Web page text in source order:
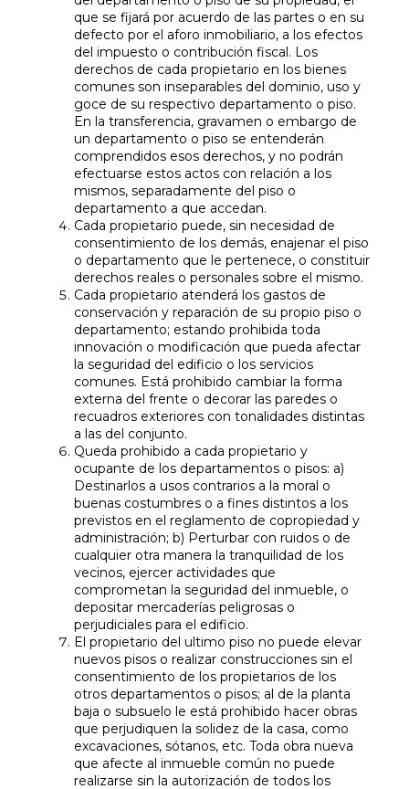
que se fijará por acuerdo de las partes o en su
defecto por el aforo inmobiliario, a los efectos
del impuesto o contribución fiscal. Los
derechos de cada propietario en los bienes
comunes son inseparables del dominio, uso y
goce de su respectivo departamento o piso.
En la transferencia, gravamen o embargo de
un departamento o piso se entenderán
comprendidos esos derechos, y no podrán
efectuarse estos actos con relación a los
mismos, separadamente del piso o
departamento a que accedan.
Cada propietario puede, sin necesidad de
consentimiento de los demás, enajenar el piso
o departamento que le pertenece, o constituir
derechos reales o personales sobre el mismo.
Cada propietario atenderá los gastos de
conservación y reparación de su propio piso o
departamento; estando prohibida toda
innovación o modificación que pueda afectar
la seguridad del edificio o los servicios
comunes. Está prohibido cambiar la forma
externa del frente o decorar las paredes o
recuadros exteriores con tonalidades distintas
a las del conjunto.
Queda prohibido a cada propietario y
ocupante de los departamentos o pisos: a)
Destinarlos a usos contrarios a la moral o
buenas costumbres o a fines distintos a los
previstos en el reglamento de copropiedad y
administración; b) Perturbar con ruidos o de
cualquier otra manera la tranquilidad de los
vecinos, ejercer actividades que
comprometan la seguridad del inmueble, o
depositar mercaderías peligrosas o
perjudiciales para el edificio.
El propietario del ultimo piso no puede elevar
nuevos pisos o realizar construcciones sin el
consentimiento de los propietarios de los
otros departamentos o pisos; al de la planta
baja o subsuelo le está prohibido hacer obras
que perjudiquen la solidez de la casa, como
excavaciones, sótanos, etc. Toda obra nueva
que afecte al inmueble común no puede
realizarse sin la autorización de todos los